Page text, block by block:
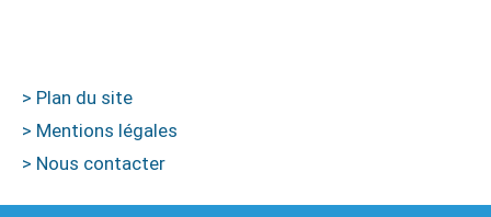
> Plan du site
> Mentions légales
> Nous contacter